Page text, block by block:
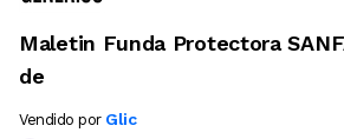
Maletin Funda Protectora
de
Vendido por Glic